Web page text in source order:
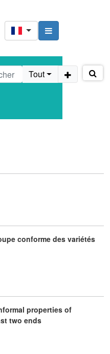
Tout
conforme des variétés
properties of
two ends